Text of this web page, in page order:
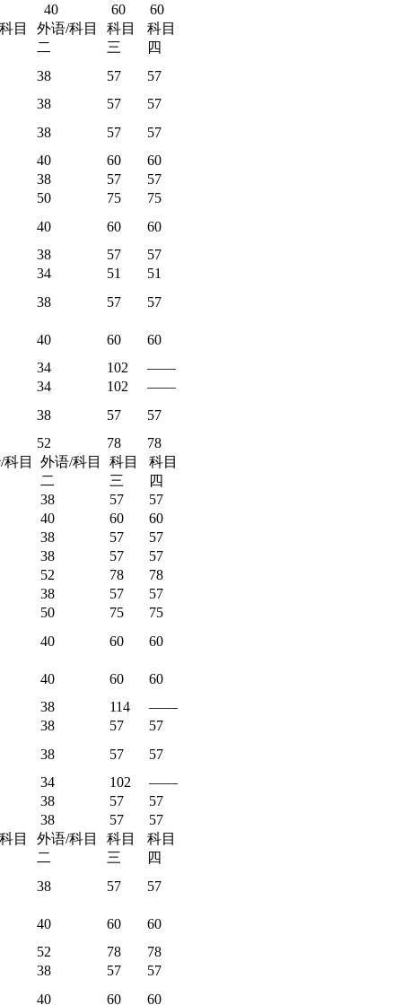
40
60
60
目
外语/科目
二
科目
三
科目
四
38
57
57
38
57
57
38
57
57
40
60
60
38
57
57
50
75
75
40
60
60
38
57
57
34
51
51
38
57 57
40 60
60
34
102
——
34
102
——
38
57
57
52
78
78
目
外语/科目
二
科目
三
科目
四
38
57
57
40
60
60
38
57
57
38
57
57
52
78
78
38
57
57
50
75
75
40
60 60
40 60
60
38
114
——
38
57
57
38
57
57
34
102
——
38
57
57
38
57
57
目
外语/科目
二
科目
三
科目
四
38
57 57
40 60
60
52
78
78
38
57
57
40
60 60